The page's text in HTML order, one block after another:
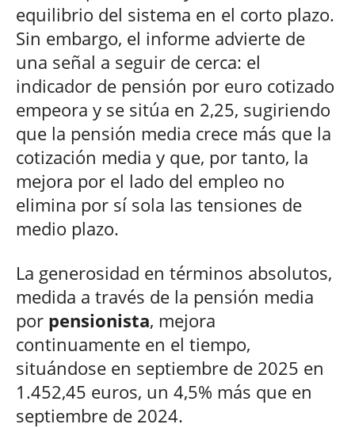
equilibrio del sistema en el corto plazo.
Sin embargo, el informe advierte de
una señal a seguir de cerca: el
indicador de pensión por euro cotizado
empeora y se sitúa en 2,25, sugiriendo
que la pensión media crece más que la
cotización media y que, por tanto, la
mejora por el lado del empleo no
elimina por sí sola las tensiones de
medio plazo.
La generosidad en términos absolutos,
medida a través de la pensión media
por pensionista, mejora
continuamente en el tiempo,
situándose en septiembre de 2025 en
1.452,45 euros, un 4,5% más que en
septiembre de 2024.